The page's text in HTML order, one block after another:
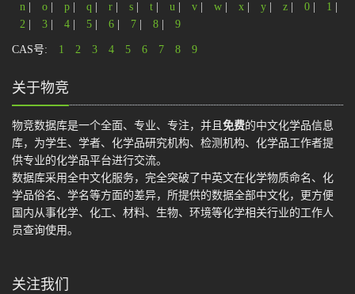
n
o p q r s t u v w x y z 0 1
2
3 4 5 6 7 8 9
CAS号: 1 2 3 4 5 6 7 8 9
关于物竞
物竞数据库是一个全面、专业、专注，并且 免费的中文化学品信息
库，为学生、学者、化学品研究机构、检测机构、化学品工作者提
供专业的化学品平台进行交流。
数据库采用全中文化服务，完全突破了中英文在化学物质命名、化
学品俗名、学名等方面的差异，所提供的数据全部中文化，更方便
国内从事化学、化工、材料、生物、环境等化学相关行业的工作人
员查询使用。
关注我们